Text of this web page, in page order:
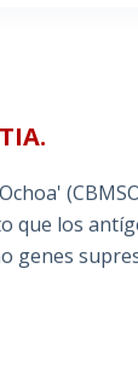
que los
genes